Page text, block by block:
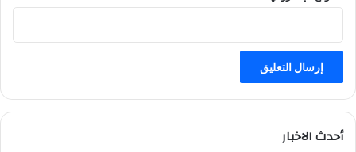
أحدث الاخبار